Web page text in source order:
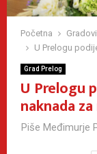
Početna Gradovi
U Prelogu
Grad Prelog
U Prelogu
naknada
Piše Međimurje